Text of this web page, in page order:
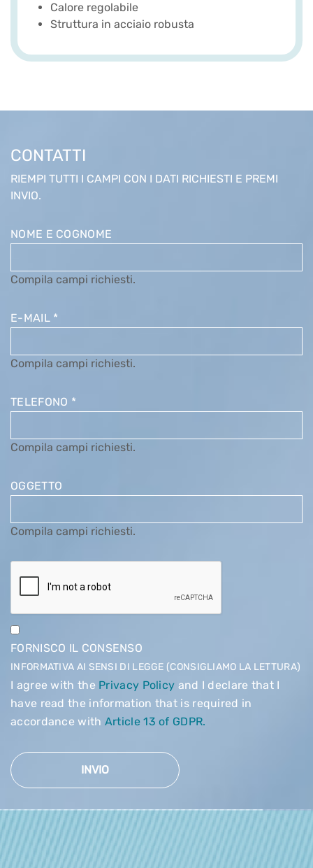
Calore regolabile
Struttura in acciaio robusta
CONTATTI
RIEMPI TUTTI I CAMPI CON I DATI RICHIESTI E PREMI
INVIO.
NOME E COGNOME
Compila campi richiesti.
E-MAIL*
Compila campi richiesti.
TELEFONO *
Compila campi richiesti.
OGGETTO
Compila campi richiesti.
FORNISCO IL CONSENSO
INFORMATIVA AI SENSI DI LEGGE (CONSIGLIAMO LA LETTURA)
I agree with the Privacy Policy and I declare that I
have read the information that is required in
accordance with Article 13 of GDPR.
INVIO